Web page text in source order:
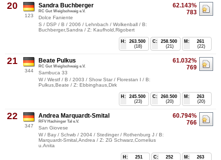
20
123
62.143%
783
Sandra Buchberger
RC Gut Weiglschwaig e.V.
Dolce Faniente
S / DSP / B / 2006 / Lehnbach / Wolkenball / B:
Buchberger,Sandra / Z: Kaufhold,Rigobert
M:
261
(22)
C:
258.500
(21)
H:
263.500
(18)
21
344
61.032%
769
Beate Pulkus
RC Gut Weiglschwaig e.V.
Sambuca 33
W / Westf / B / 2003 / Show Star / Florestan I / B:
Pulkus,Beate / Z: Ebbinghaus,Dirk
M:
263
(20)
C:
260.500
(20)
H:
245.500
(23)
22
347
60.794%
766
Andrea Marquardt-Smital
RFV Hachinger Tal e.V.
San Giovese
W / Bay / Schwb / 2004 / Stedinger / Rothenburg J / B:
Marquardt-Smital,Andrea / Z: ZG Schwarz,Cornelius
u.Anita
M:
263
C:
252
H:
251